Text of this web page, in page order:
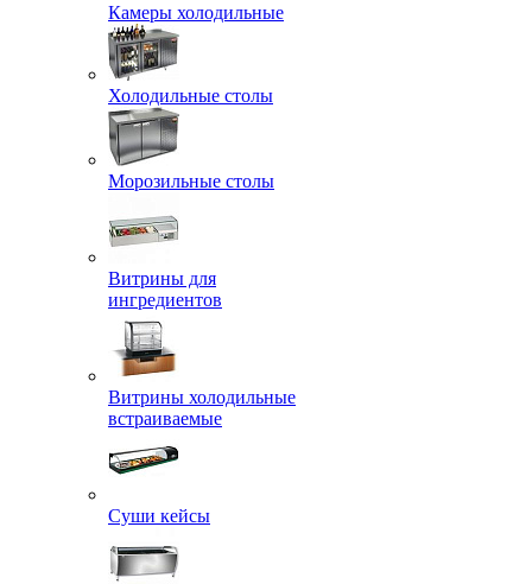
Камеры холодильные
Холодильные столы
Морозильные столы
Витрины для
ингредиентов
Витрины холодильные
встраиваемые
Суши кейсы